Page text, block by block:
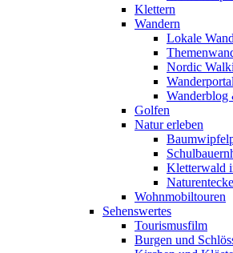
Klettern
Wandern
Lokale
Nordic
Wanderportal
Wanderblog
Golfen
Natur erleben
Kletterwald
Wohnmobiltouren
Sehenswertes
Tourismusfilm
Burgen und